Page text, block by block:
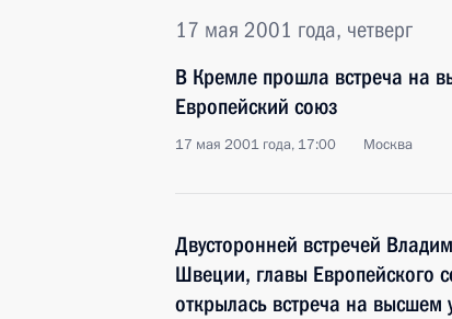
17 мая 2001 года, четверг
В Кремле прошла встреча на
Европейский союз
17 мая 2001 года, 17:00 Москва
Двусторонней встречей
Швеции, главы Европейского
открылась встреча на высшем